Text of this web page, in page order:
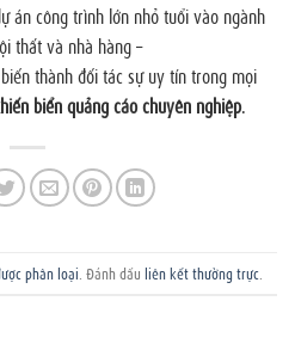
án công trình lớn nhỏ tuổi vào ngành
thất và nhà hàng –
thành đối tác sự uy tín trong mọi
biển quảng cáo chuyên nghiệp.
phân loại . Đánh dấu liên kết thường trực